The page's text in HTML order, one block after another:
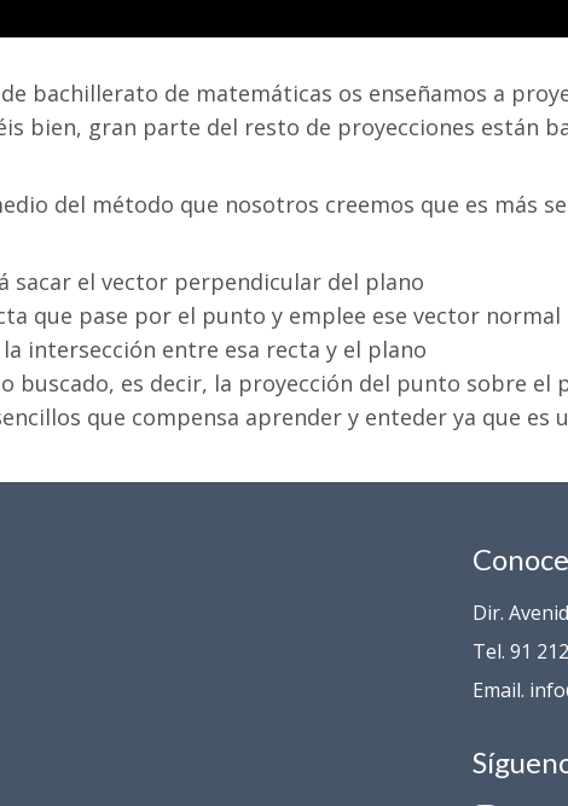
bachillerato de matemáticas os enseñamos a
bien, gran parte del resto de proyecciones están
del método que nosotros creemos que es más
sacar el vector perpendicular del plano
que pase por el punto y emplee ese vector normal
intersección entre esa recta y el plano
buscado, es decir, la proyección del punto sobre el
que compensa aprender y enteder ya que
Dir.
Tel. 91
Email.